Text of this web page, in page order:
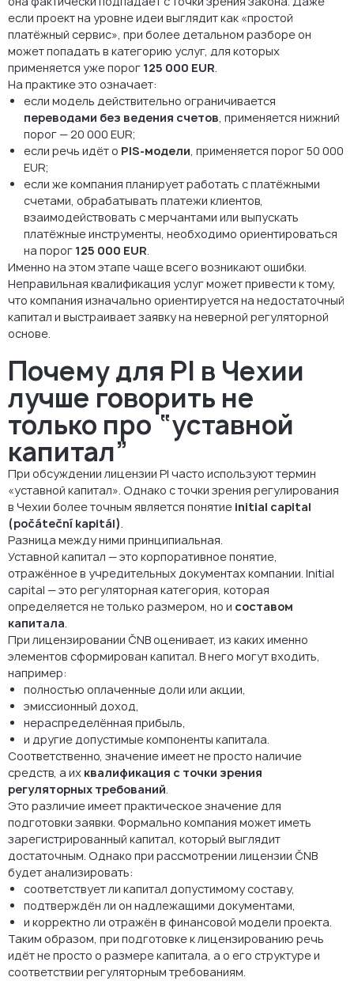
если проект на уровне идеи выглядит как «простой
платёжный сервис», при более детальном разборе он
может попадать в категорию услуг, для которых
применяется уже порог 125 000 EUR.
На практике это означает:
если модель действительно ограничивается
переводами без ведения счетов, применяется нижний
порог — 20 000 EUR;
если речь идёт о PIS-модели, применяется порог 50 000
EUR;
если же компания планирует работать с платёжными
счетами, обрабатывать платежи клиентов,
взаимодействовать с мерчантами или выпускать
платёжные инструменты, необходимо ориентироваться
на порог 125 000 EUR.
Именно на этом этапе чаще всего возникают ошибки.
Неправильная квалификация услуг может привести к тому,
что компания изначально ориентируется на недостаточный
капитал и выстраивает заявку на неверной регуляторной
основе.
Почему для PI в Чехии
лучше говорить не
только про “уставной
капитал”
При обсуждении лицензии PI часто используют термин
«уставной капитал». Однако с точки зрения регулирования
в Чехии более точным является понятие initial capital
(počáteční kapitál).
Разница между ними принципиальная.
Уставной капитал — это корпоративное понятие,
отражённое в учредительных документах компании. Initial
capital — это регуляторная категория, которая
определяется не только размером, но и составом
капитала.
При лицензировании ČNB оценивает, из каких именно
элементов сформирован капитал. В него могут входить,
например:
полностью оплаченные доли или акции,
эмиссионный доход,
нераспределённая прибыль,
и другие допустимые компоненты капитала.
Соответственно, значение имеет не просто наличие
средств, а их квалификация с точки зрения
регуляторных требований.
Это различие имеет практическое значение для
подготовки заявки. Формально компания может иметь
зарегистрированный капитал, который выглядит
достаточным. Однако при рассмотрении лицензии ČNB
будет анализировать:
соответствует ли капитал допустимому составу,
подтверждён ли он надлежащими документами,
и корректно ли отражён в финансовой модели проекта.
Таким образом, при подготовке к лицензированию речь
идёт не просто о размере капитала, а о его структуре и
соответствии регуляторным требованиям.